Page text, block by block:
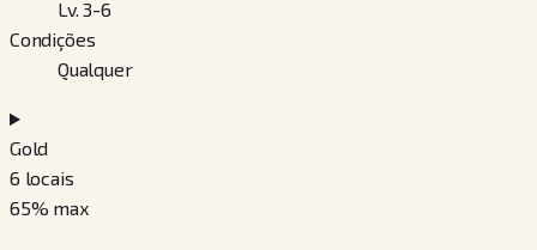
Lv. 3-6
Condições
Qualquer
Gold
6 locais
65% max